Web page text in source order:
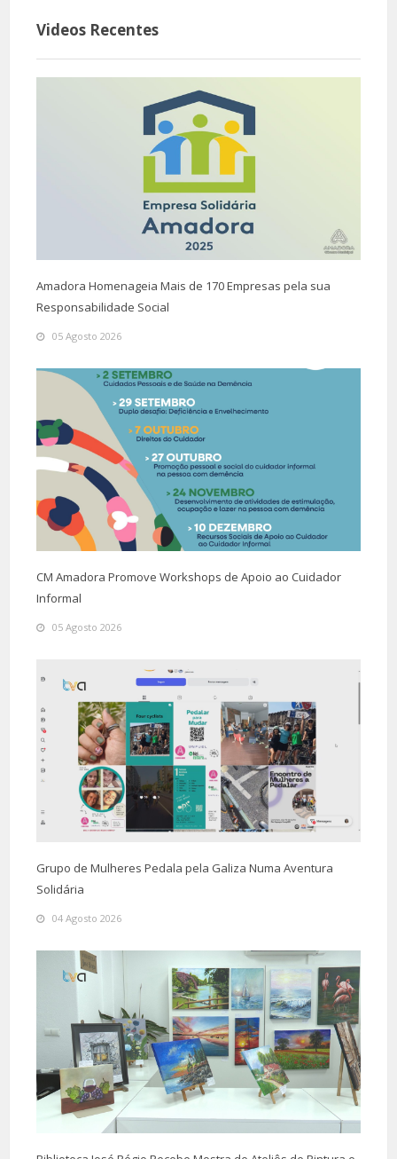
Videos Recentes
Amadora Homenageia Mais de 170 Empresas pela sua
Responsabilidade Social
05 Agosto 2026
CM Amadora Promove Workshops de Apoio ao Cuidador
Informal
05 Agosto 2026
Grupo de Mulheres Pedala pela Galiza Numa Aventura
Solidária
04 Agosto 2026